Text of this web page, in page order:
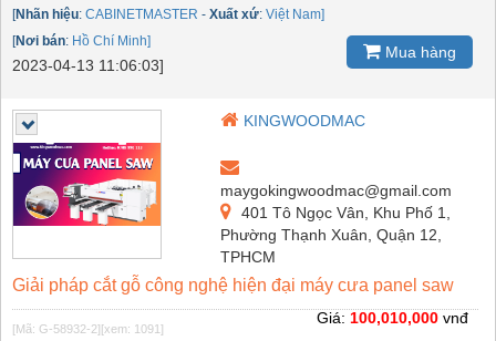
[Nhãn hiệu: CABINETMASTER - Xuất xứ: Việt Nam]
[Nơi bán: Hồ Chí Minh]
2023-04-13 11:06:03]
Mua hàng
KINGWOODMAC
maygokingwoodmac@gmail.com
401 Tô Ngọc Vân, Khu Phố 1,
Phường Thạnh Xuân, Quận 12,
TPHCM
Giải pháp cắt gỗ công nghệ hiện đại máy cưa panel saw
[Mã: G-58932-2][xem: 1091]
Giá: 100,010,000 vnđ